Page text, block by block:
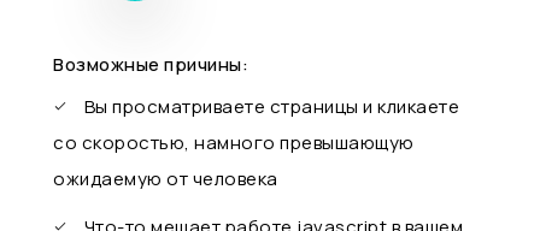
Возможные причины:
Вы просматриваете страницы и кликаете
со скоростью, намного превышающую
ожидаемую от человека